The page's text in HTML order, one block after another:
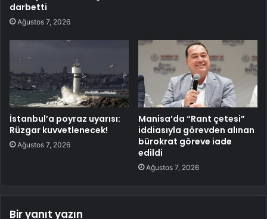
darbetti
Ağustos 7, 2026
İstanbul’a poyraz uyarısı:
Rüzgar kuvvetlenecek!
Ağustos 7, 2026
Manisa’da “Rant çetesi”
iddiasıyla görevden alınan
bürokrat göreve iade
edildi
Ağustos 7, 2026
Bir yanıt yazın